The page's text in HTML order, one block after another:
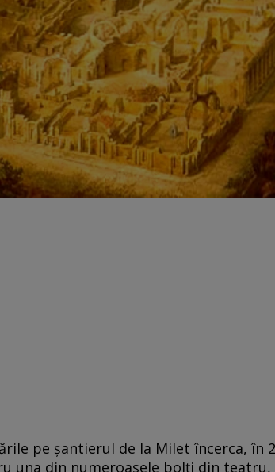
pe șantierul de la Milet încerca, în
una din numeroasele bolți din